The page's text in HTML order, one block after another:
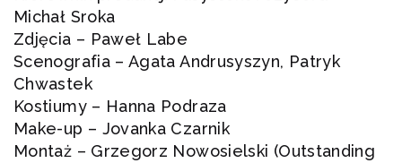
Michał Sroka
Zdjęcia – Paweł Labe
Scenografia – Agata Andrusyszyn, Patryk
Chwastek
Kostiumy – Hanna Podraza
Make-up – Jovanka Czarnik
Montaż – Grzegorz Nowosielski (Outstanding